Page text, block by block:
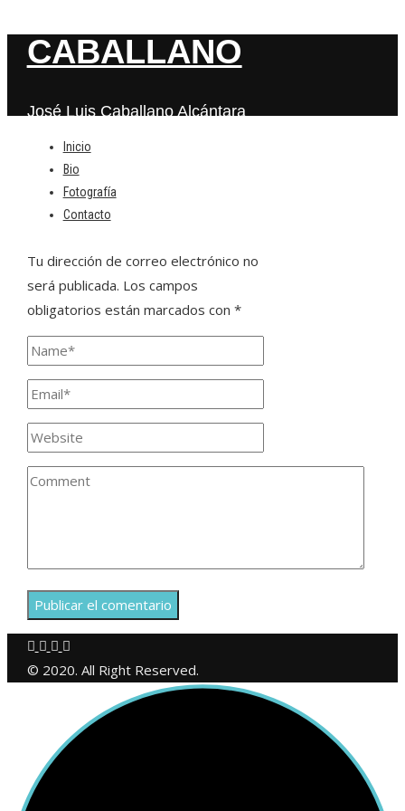
CABALLANO
José Luis Caballano Alcántara
Inicio
Bio
Fotografía
Contacto
Deja una respuesta
Tu dirección de correo electrónico no
será publicada. Los campos
obligatorios están marcados con *
© 2020. All Right Reserved.